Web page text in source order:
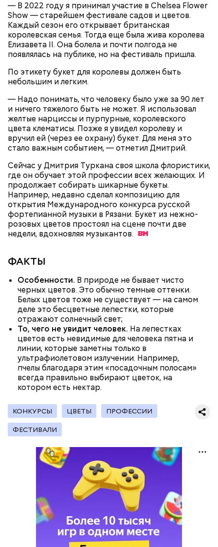
— В 2022 году я принимал участие в Chelsea Flower
Show — старейшем фестивале садов и цветов.
Каждый сезон его открывает британская
королевская семья. Тогда еще была жива королева
Елизавета II. Она болела и почти полгода не
появлялась на публике, но на фестиваль пришла.
По этикету букет для королевы должен быть
небольшим и легким.
— Надо понимать, что человеку было уже за 90 лет
и ничего тяжелого быть не может. Я использовал
желтые нарциссы и пурпурные, королевского
цвета клематисы. Позже я увидел королеву и
вручил ей (через ее охрану) букет. Для меня это
стало важным событием, — отметил Дмитрий.
Сейчас у Дмитрия Туркана своя школа флористики,
где он обучает этой профессии всех желающих. И
продолжает собирать шикарные букеты.
Например, недавно сделал композицию для
открытия Международного конкурса русской
фортепианной музыки в Рязани. Букет из нежно-
розовых цветов простоял на сцене почти две
недели, вдохновляя музыкантов.
ФАКТЫ
Особенности. В природе не бывает чисто
черных цветов. Это обычно темные оттенки.
Белых цветов тоже не существует — на самом
деле это бесцветные лепестки, которые
отражают солнечный свет;
То, чего не увидит человек. На лепестках
цветов есть невидимые для человека пятна и
линии, которые заметны только в
ультрафиолетовом излучении. Например,
пчелы благодаря этим «посадочным полосам»
всегда правильно выбирают цветок, на
котором есть нектар.
КОНКУРСЫ ЦВЕТЫ ПРОФЕССИИ
ФЕСТИВАЛИ
В Международный день холостяка все мужчины
без пары видятся со своими друзьями, устраивают
вечеринки, играют в видеоигры и проводят время,
это возможно, ведь может быть и так, что через год
они уже не будут холостяками.
День малины со сливками
День малины со сливками отмечается в США в
честь вкусового сочетания этой ягоды со сливками.
В этот праздник люди едят не только малину со
сливками, но и другие десерты на основе этих
двух ингредиентов. Их можно купить в магазине
или сделать самостоятельно вместе со своими
родными и близкими.
Ингредиенты:
кабачок;
брынза;
растительное масло;
помидоры черри либо грунтовые.
— Кабачки нужно натереть длинными слайсами
(это можно сделать на специальной терке),
похожими на спагетти, и уложить в противень.
Дальше нужно добавить немного растительного
масла, соль, а сверху бросить хаотично
порезанную брынзу. Затем добавляются помидоры
черри или грунтовые, — рассказал шеф-повар.